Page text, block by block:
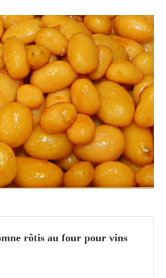
rôtis au four pour vins